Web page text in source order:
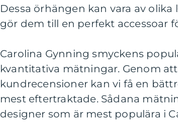
Dessa örhängen kan vara av
gör dem till en perfekt accessoar
Carolina Gynning smyckens
kvantitativa mätningar. Genom
kundrecensioner kan vi få en
mest eftertraktade. Sådana
designer som är mest populära i